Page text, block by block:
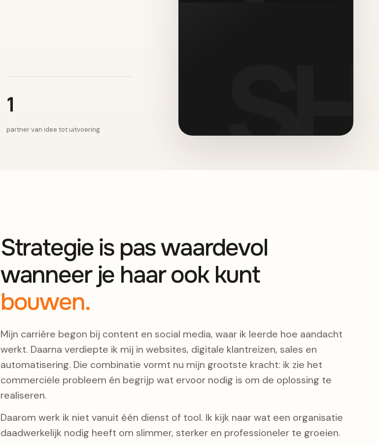
1
partner van idee tot uitvoering
Strategie is pas waardevol
wanneer je haar ook kunt
bouwen.
Mijn carrière begon bij content en social media, waar ik leerde hoe aandacht
werkt. Daarna verdiepte ik mij in websites, digitale klantreizen, sales en
automatisering. Die combinatie vormt nu mijn grootste kracht: ik zie het
commerciële probleem én begrijp wat ervoor nodig is om de oplossing te
realiseren.
Daarom werk ik niet vanuit één dienst of tool. Ik kijk naar wat een organisatie
daadwerkelijk nodig heeft om slimmer, sterker en professioneler te groeien.